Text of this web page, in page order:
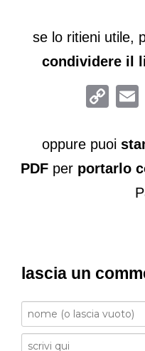
se lo ritieni utile,
condividere il
Copy
Link
oppure puoi
PDF per portarlo
lascia un